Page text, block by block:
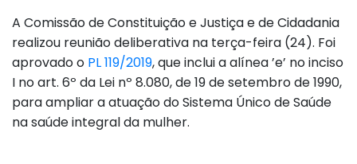
A Comissão de Constituição e Justiça e de Cidadania
realizou reunião deliberativa na terça-feira (24). Foi
aprovado o PL 119/2019, que inclui a alínea ’e’ no inciso
I no art. 6º da Lei nº 8.080, de 19 de setembro de 1990,
para ampliar a atuação do Sistema Único de Saúde
na saúde integral da mulher.